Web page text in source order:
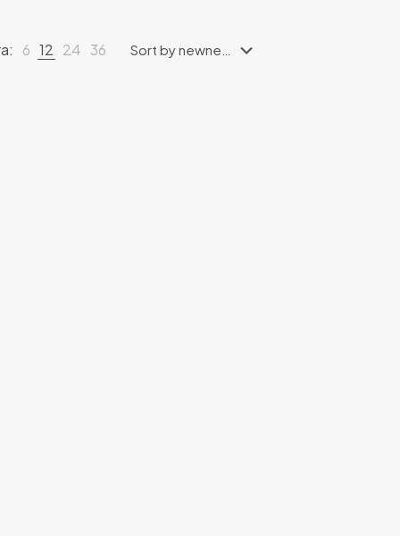
6 12 24 36